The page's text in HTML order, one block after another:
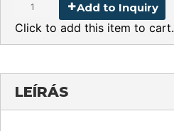
Add to Inquiry
Click to add this item to cart.
LEÍRÁS